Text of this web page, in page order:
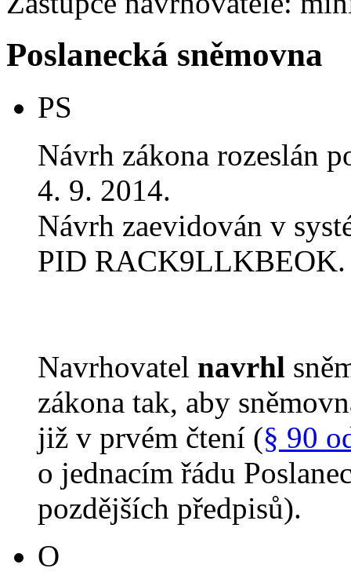
Poslanecká sněmovna
PS
Návrh zákona rozeslán
4. 9. 2014.
Návrh zaevidován v
PID RACK9LLKBEOK.
Navrhovatel navrhl
zákona tak, aby
již v prvém čtení (§ 90
o jednacím řádu
pozdějších předpisů).
O